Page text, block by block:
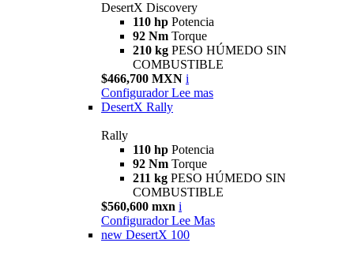
DesertX Discovery
110 hp Potencia
92 Nm Torque
210 kg PESO HÚMEDO SIN
COMBUSTIBLE
$466,700 MXN i
Configurador Lee mas
DesertX Rally
Rally
110 hp Potencia
92 Nm Torque
211 kg PESO HÚMEDO SIN
COMBUSTIBLE
$560,600 mxn i
Configurador Lee Mas
new DesertX 100